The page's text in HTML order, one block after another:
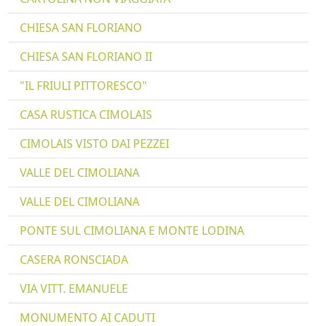
CHIESA SAN FLORIANO
CHIESA SAN FLORIANO II
"IL FRIULI PITTORESCO"
CASA RUSTICA CIMOLAIS
CIMOLAIS VISTO DAI PEZZEI
VALLE DEL CIMOLIANA
VALLE DEL CIMOLIANA
PONTE SUL CIMOLIANA E MONTE LODINA
CASERA RONSCIADA
VIA VITT. EMANUELE
MONUMENTO AI CADUTI